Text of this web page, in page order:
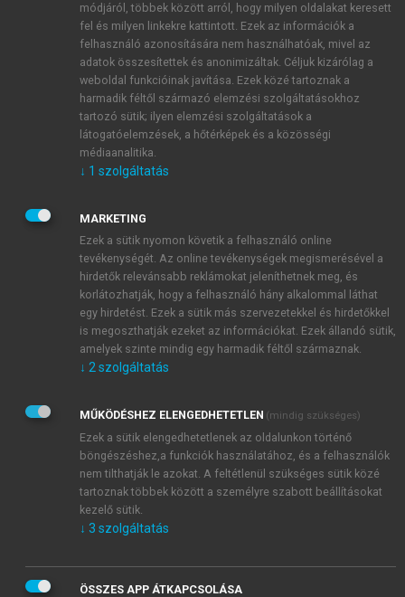
ÚJ FIÓK LÉTREHOZÁSA
1 óra díjmentes hozzáférés
E-MAIL-CÍM
JELSZÓ
JELSZÓ ÚJRA
Kérek értesítést a MeRSZ újdonságairól, akcióiról.
Kérek értesítést az Akadémiai Kiadó Zrt. újdonságairól,
Adatkezelési tájékoztatóbanfoglaltakat tudomásul
veszem és elfogadom.
Általános vásárlási feltételeket, valamint a szotar.netés a
mersz.huoldalak licencszerződéseiben foglaltakat
tudomásul veszem és elfogadom.
KIPRÓBÁLOM
módjáról, többek között arról, hogy milyen oldalakat keresett
fel és milyen linkekre kattintott. Ezek az információk a
felhasználó azonosítására nem használhatóak, mivel az
adatok összesítettek és anonimizáltak. Céljuk kizárólag a
weboldal funkcióinak javítása. Ezek közé tartoznak a
harmadik féltől származó elemzési szolgáltatásokhoz
tartozó sütik; ilyen elemzési szolgáltatások a
látogatóelemzések, a hőtérképek és a közösségi
médiaanalitika.
↓ 1 szolgáltatás
MARKETING
Ezek a sütik nyomon követik a felhasználó online
tevékenységét. Az online tevékenységek megismerésével a
hirdetők relevánsabb reklámokat jeleníthetnek meg, és
korlátozhatják, hogy a felhasználó hány alkalommal láthat
egy hirdetést. Ezek a sütik más szervezetekkel és hirdetőkkel
is megoszthatják ezeket az információkat. Ezek állandó sütik,
amelyek szinte mindig egy harmadik féltől származnak.
↓ 2 szolgáltatás
MŰKÖDÉSHEZ ELENGEDHETETLEN (mindig szükséges)
Ezek a sütik elengedhetetlenek az oldalunkon történő
böngészéshez,a funkciók használatához, és a felhasználók
nem tilthatják le azokat. A feltétlenül szükséges sütik közé
tartoznak többek között a személyre szabott beállításokat
kezelő sütik.
↓ 3 szolgáltatás
ÖSSZES APP ÁTKAPCSOLÁSA